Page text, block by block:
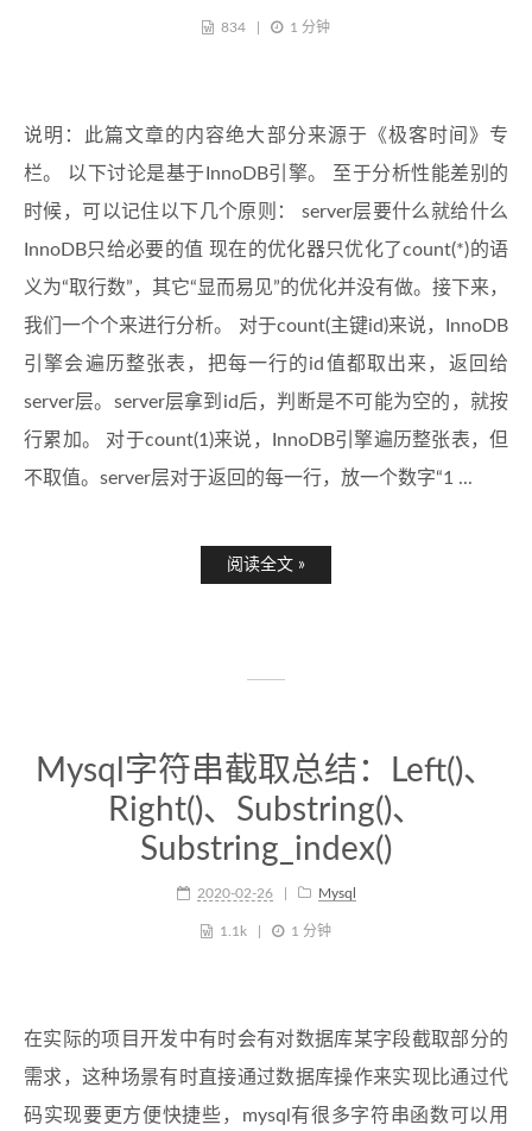
834 1 分钟
说明：此篇文章的内容绝大部分来源于《极客时间》专
栏。 以下讨论是基于InnoDB引擎。 至于分析性能差别的
时候，可以记住以下几个原则： server层要什么就给什么
InnoDB只给必要的值 现在的优化器只优化了count(*)的语
义为“取行数”，其它“显而易见”的优化并没有做。接下来，
我们一个个来进行分析。 对于count(主键id)来说，InnoDB
引擎会遍历整张表，把每一行的id值都取出来，返回给
server层。server层拿到id后，判断是不可能为空的，就按
行累加。 对于count(1)来说，InnoDB引擎遍历整张表，但
不取值。server层对于返回的每一行，放一个数字“1 ...
阅读全文 »
Mysql字符串截取总结：Left()、
Right()、Substring()、
Substring_index()
2020-02-26 Mysql
1.1k 1 分钟
在实际的项目开发中有时会有对数据库某字段截取部分的
需求，这种场景有时直接通过数据库操作来实现比通过代
码实现要更方便快捷些，mysql有很多字符串函数可以用